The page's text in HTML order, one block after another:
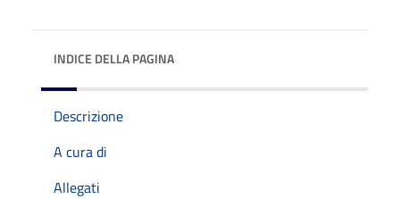
INDICE DELLA PAGINA
Descrizione
A cura di
Allegati